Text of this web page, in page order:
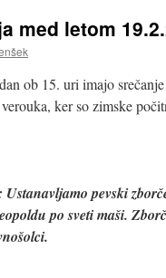
med letom
ob 15. uri imajo
ker so zimske
pevski
po sveti maši.